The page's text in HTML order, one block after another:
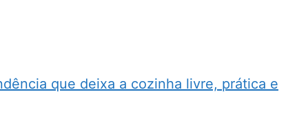
que deixa a cozinha livre, prática e